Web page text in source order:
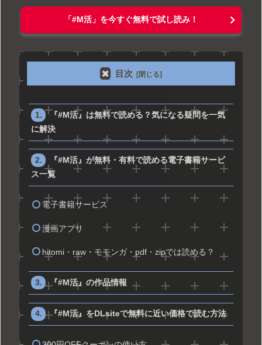
「#M活」を今すぐ無料で試し読み！
目次
『#M活』は無料で読める？気になる疑問を一気
に解決
『#M活』が無料・有料で読める電子書籍サービ
ス一覧
電子書籍サービス
漫画アプリ
hitomi・raw・モモンガ・pdf・zipでは読める？
『#M活』の作品情報
『#M活』をDLsiteで無料に近い価格で読む方法